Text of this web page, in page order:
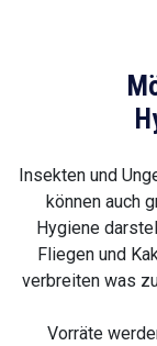
Insekten und
können auch
Hygiene
Fliegen und
verbreiten was
Vorräte